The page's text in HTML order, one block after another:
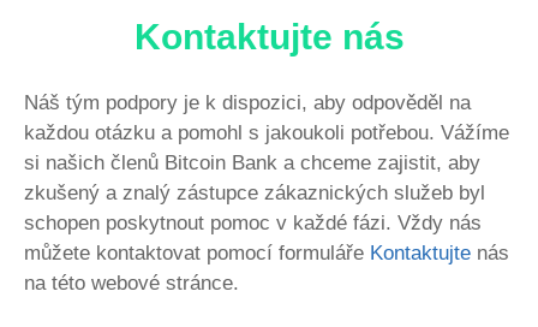
Kontaktujte nás
Náš tým podpory je k dispozici, aby odpověděl na
každou otázku a pomohl s jakoukoli potřebou. Vážíme
si našich členů Bitcoin Bank a chceme zajistit, aby
zkušený a znalý zástupce zákaznických služeb byl
schopen poskytnout pomoc v každé fázi. Vždy nás
můžete kontaktovat pomocí formuláře Kontaktujte nás
na této webové stránce.